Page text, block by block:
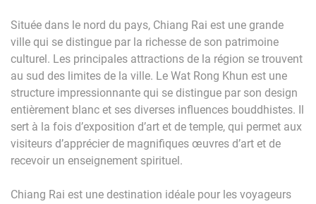
Située dans le nord du pays, Chiang Rai est une grande
ville qui se distingue par la richesse de son patrimoine
culturel. Les principales attractions de la région se trouvent
au sud des limites de la ville. Le Wat Rong Khun est une
structure impressionnante qui se distingue par son design
entièrement blanc et ses diverses influences bouddhistes. Il
sert à la fois d’exposition d’art et de temple, qui permet aux
visiteurs d’apprécier de magnifiques œuvres d’art et de
recevoir un enseignement spirituel.
Chiang Rai est une destination idéale pour les voyageurs